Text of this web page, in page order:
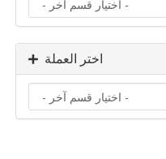
اختر العملة